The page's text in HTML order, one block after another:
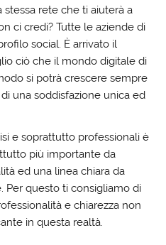
rete che ti aiuterà a
ci credi? Tutte le aziende di
social. È arrivato il
ciò che il mondo digitale di
si potrà crescere sempre
una soddisfazione unica ed
e soprattutto professionali è
più importante da
ed una linea chiara da
Per questo ti consigliamo di
e chiarezza non
in questa realtà.